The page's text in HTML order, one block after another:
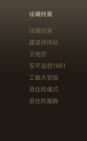
珍藏特展
珍藏特展
建築排排站
天地宮
安平追想1661
工藝大冒險
原住民儀式
原住民服飾